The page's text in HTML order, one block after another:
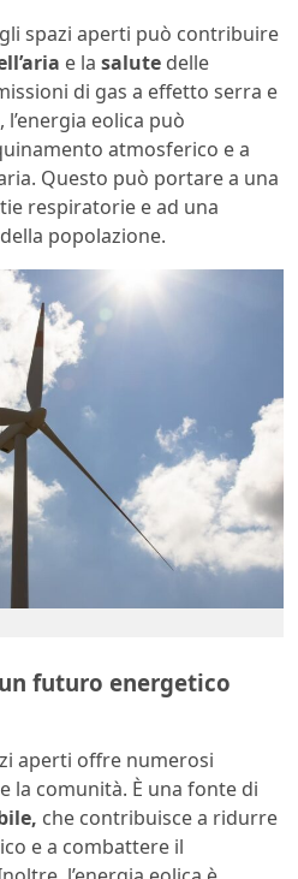
spazi aperti può contribuire
e la salute delle
di gas a effetto serra e
eolica può
atmosferico e a
Questo può portare a una
respiratorie e ad una
popolazione.
futuro energetico
aperti offre numerosi
la comunità. È una fonte di
che contribuisce a ridurre
e a combattere il